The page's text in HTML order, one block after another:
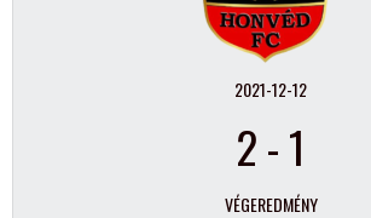
2021-12-12
2-1
VÉGEREDMÉNY